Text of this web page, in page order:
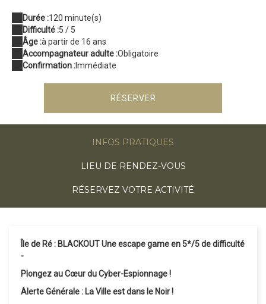
Durée :120 minute(s)
Difficulté :5 / 5
Âge :à partir de 16 ans
Accompagnateur adulte :Obligatoire
Confirmation :Immédiate
RÉSERVER
INFOS PRATIQUES
LIEU DE RENDEZ-VOUS
RÉSERVEZ VOTRE ACTIVITÉ
Île de Ré : BLACKOUT Une escape game en 5*/5 de difficulté
-
Plongez au Cœur du Cyber-Espionnage !
Alerte Générale : La Ville est dans le Noir !